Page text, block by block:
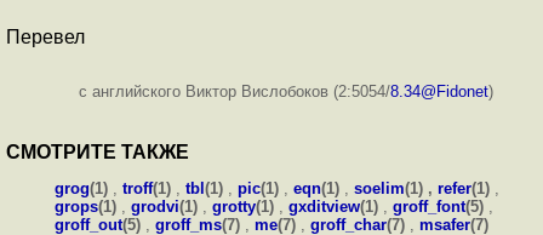
Перевел
с английского Виктор Вислобоков (2:5054/8.34@Fidonet)
СМОТРИТЕ ТАКЖЕ
grog(1) , troff(1) , tbl (1) , pic(1) , eqn(1) , soelim(1) , refer(1) ,
grops(1) , grodvi(1) , grotty(1) , gxditview(1) , groff_font(5) ,
groff_out(5) , groff_ms(7) , me(7) , groff_char(7) , msafer(7)